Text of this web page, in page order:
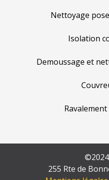
Nettoyage
Isolation
Demoussage et
255 Rte de